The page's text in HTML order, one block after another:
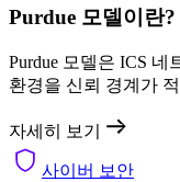
Purdue 모델이란
Purdue 모델은 ICS
환경을 신뢰 경계가
자세히 보기
사이버 보안